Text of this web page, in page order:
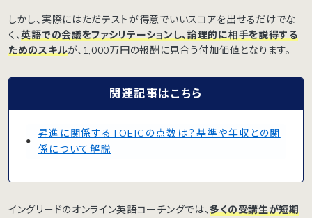
しかし、実際にはただテストが得意でいいスコアを出せるだけでな
く、英語での会議をファシリテーションし、論理的に相手を説得する
ためのスキルが、1,000万円の報酬に見合う付加価値となります。
関連記事はこちら
昇進に関係するTOEICの点数は？基準や年収との関
係について解説
イングリードのオンライン英語コーチングでは、多くの受講生が短期